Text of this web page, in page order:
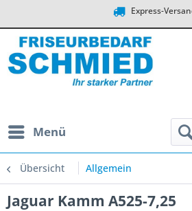
Express-
Menü
Übersicht Allgemein
Jaguar Kamm A525-7,25